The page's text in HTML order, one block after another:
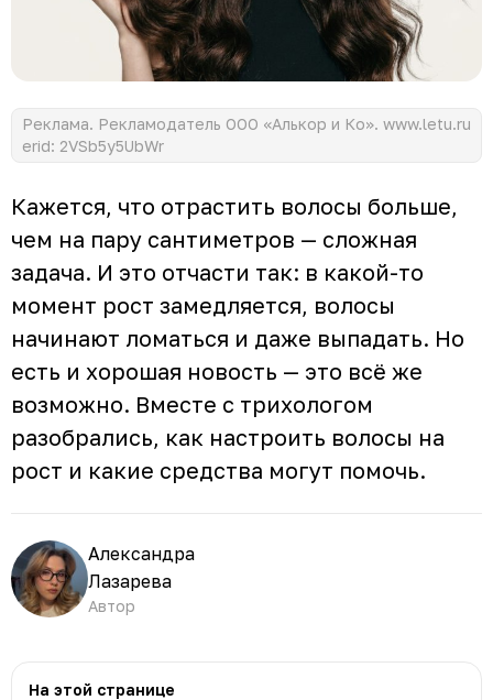
Реклама. Рекламодатель ООО «Алькор и Ко». www.letu.ru
erid: 2VSb5y5UbWr
Кажется, что отрастить волосы больше,
чем на пару сантиметров — сложная
задача. И это отчасти так: в какой-то
момент рост замедляется, волосы
начинают ломаться и даже выпадать. Но
есть и хорошая новость — это всё же
возможно. Вместе с трихологом
разобрались, как настроить волосы на
рост и какие средства могут помочь.
Александра
Лазарева
Автор
На этой странице